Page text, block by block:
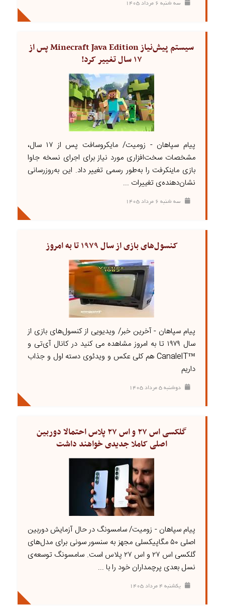
سه شنبه ۶ مرداد ۱۴۰۵
سیستم پیش‌نیاز Minecraft Java Edition پس از
۱۷ سال تغییر کرد!
پیام سپاهان - زومیت/ مایکروسافت پس از ۱۷ سال،
مشخصات سخت‌افزاری مورد نیاز برای اجرای نسخه جاوا
بازی ماینکرفت را به‌طور رسمی تغییر داد. این به‌روزرسانی
نشان‌دهنده‌ی تغییرات ...
سه شنبه ۶ مرداد ۱۴۰۵
کنسول‌های بازی از سال ۱۹۷۹ تا به امروز
پیام سپاهان - آخرین خبر/ ویدیویی از کنسول‌های بازی از
سال ۱۹۷۹ تا به امروز مشاهده می کنید در کانال آی‌تی و
™CanaleIT هم کلی عکس و ویدئوی دسته اول و جذاب
داریم
دوشنبه ۵ مرداد ۱۴۰۵
گلکسی اس ۲۷ و اس ۲۷ پلاس احتمالا دوربین
اصلی کاملا جدیدی خواهند داشت
پیام سپاهان - زومیت/ سامسونگ در حال آزمایش دوربین
اصلی ۵۰ مگاپیکسلی مجهز به سنسور سونی برای مدل‌های
گلکسی اس ۲۷ و اس ۲۷ پلاس است. سامسونگ توسعه‌ی
نسل بعدی پرچمداران خود را با ...
يکشنبه ۴ مرداد ۱۴۰۵